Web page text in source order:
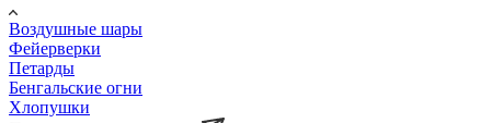
Воздушные шары
Фейерверки
Петарды
Бенгальские огни
Хлопушки